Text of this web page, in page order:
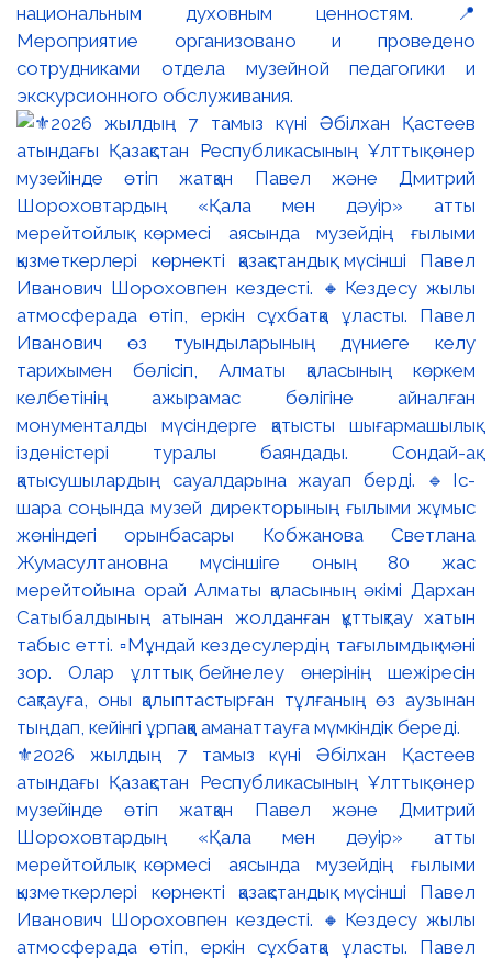
национальным духовным ценностям. 📍
Мероприятие организовано и проведено
сотрудниками отдела музейной педагогики и
экскурсионного обслуживания.
⚜️2026 жылдың 7 тамыз күні Әбілхан Қастеев
атындағы Қазақстан Республикасының Ұлттық өнер
музейінде өтіп жатқан Павел және Дмитрий
Шороховтардың «Қала мен дәуір» атты
мерейтойлық көрмесі аясында музейдің ғылыми
қызметкерлері көрнекті қазақстандық мүсінші Павел
Иванович Шороховпен кездесті. 🔸Кездесу жылы
атмосферада өтіп, еркін сұхбатқа ұласты. Павел